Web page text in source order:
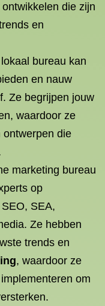
die zijn
en
bureau kan
en nauw
Ze begrijpen jouw
waardoor ze
ontwerpen die
marketing bureau
op
SEA,
Ze hebben
trends en
, waardoor ze
om